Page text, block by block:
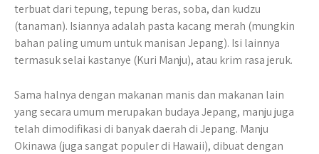
terbuat dari tepung, tepung beras, soba, dan kudzu
(tanaman). Isiannya adalah pasta kacang merah (mungkin
bahan paling umum untuk manisan Jepang). Isi lainnya
termasuk selai kastanye (Kuri Manju), atau krim rasa jeruk.
Sama halnya dengan makanan manis dan makanan lain
yang secara umum merupakan budaya Jepang, manju juga
telah dimodifikasi di banyak daerah di Jepang. Manju
Okinawa (juga sangat populer di Hawaii), dibuat dengan